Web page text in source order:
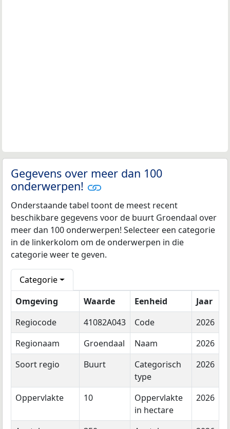
Gegevens over meer dan 100
onderwerpen!
Onderstaande tabel toont de meest recent
beschikbare gegevens voor de buurt Groendaal over
meer dan 100 onderwerpen! Selecteer een categorie
in de linkerkolom om de onderwerpen in die
categorie weer te geven.
Categorie
Omgeving
Waarde Eenheid
Jaar
Regiocode
41082A043 Code
2026
Regionaam
Groendaal Naam
2026
Soort regio
Buurt
Categorisch
type
2026
Oppervlakte 10
Oppervlakte
in hectare
2026